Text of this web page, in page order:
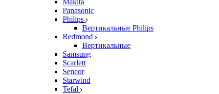
Makita
Panasonic
Philips
Вертикальные Philips
Redmond
Вертикальные
Samsung
Scarlett
Sencor
Starwind
Tefal